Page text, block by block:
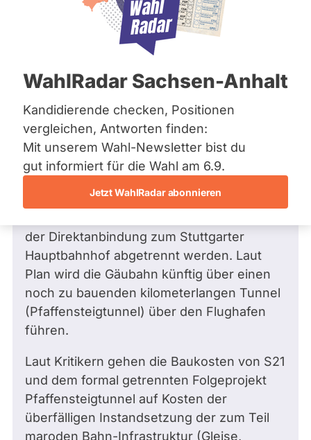
Bremen
Hamburg
Mecklenburg-Vorpommern
Nordrhein-Westfalen
Saarland
Sachsen
Sachsen-Anhalt
Sachsen-Anhalt
Schleswig-Holstein
Thüringen
Archiv
Über uns
Spenden
WahlRadar Sachsen-Anhalt
Kandidierende checken, Positionen
vergleichen, Antworten finden:
Mit unserem Wahl-Newsletter bist du
gut informiert für die Wahl am 6.9.
Jetzt WahlRadar abonnieren
08.02.2026
Gäubahn: Halten Sie die geplante
Tunnellösung (Pfaffenstigtunnel) für
sinnvoll oder befürworten Sie einen
Weiterbetrieb hin zu einem
oberirdischen Endhalt im bisherigen
Stuttgarter Hauptbahnhof?
aus dem Südwesten Baden-Württembergs
der Direktanbindung zum Stuttgarter
Hauptbahnhof abgetrennt werden. Laut
Plan wird die Gäubahn künftig über einen
noch zu bauenden kilometerlangen Tunnel
(Pfaffensteigtunnel) über den Flughafen
führen.
Laut Kritikern gehen die Baukosten von S21
und dem formal getrennten Folgeprojekt
Pfaffensteigtunnel auf Kosten der
überfälligen Instandsetzung der zum Teil
maroden Bahn-Infrastruktur (Gleise,